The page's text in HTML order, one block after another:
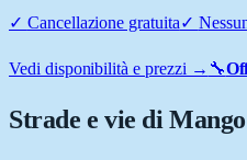
✓ Cancellazione gratuita✓
Vedi disponibilità e prezzi → 🔧
Strade e vie diMango